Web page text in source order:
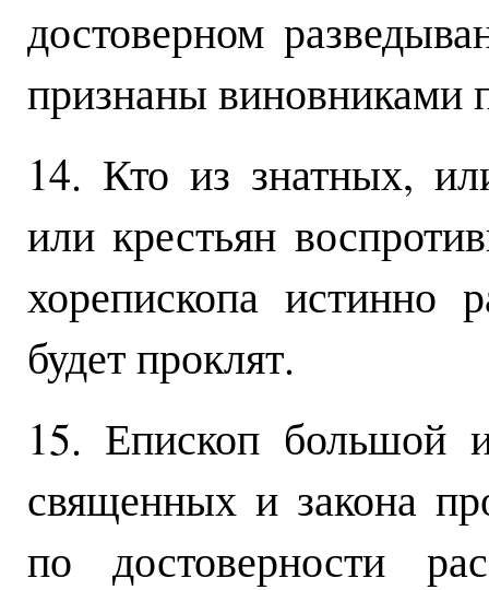
достоверном
признаны виновниками
14. Кто из знатных,
или крестьян
хорепископа истинно
будет проклят.
15. Епископ большой
священных и закона
по достоверности